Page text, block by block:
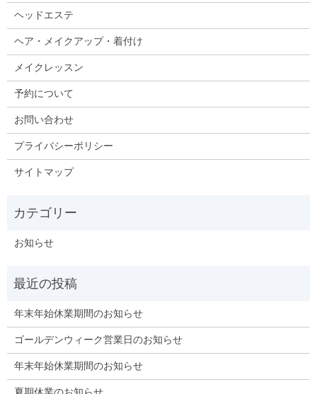
ヘッドエステ
ヘア・メイクアップ・着付け
メイクレッスン
予約について
お問い合わせ
プライバシーポリシー
サイトマップ
お知らせ
年末年始休業期間のお知らせ
ゴールデンウィーク営業日のお知らせ
年末年始休業期間のお知らせ